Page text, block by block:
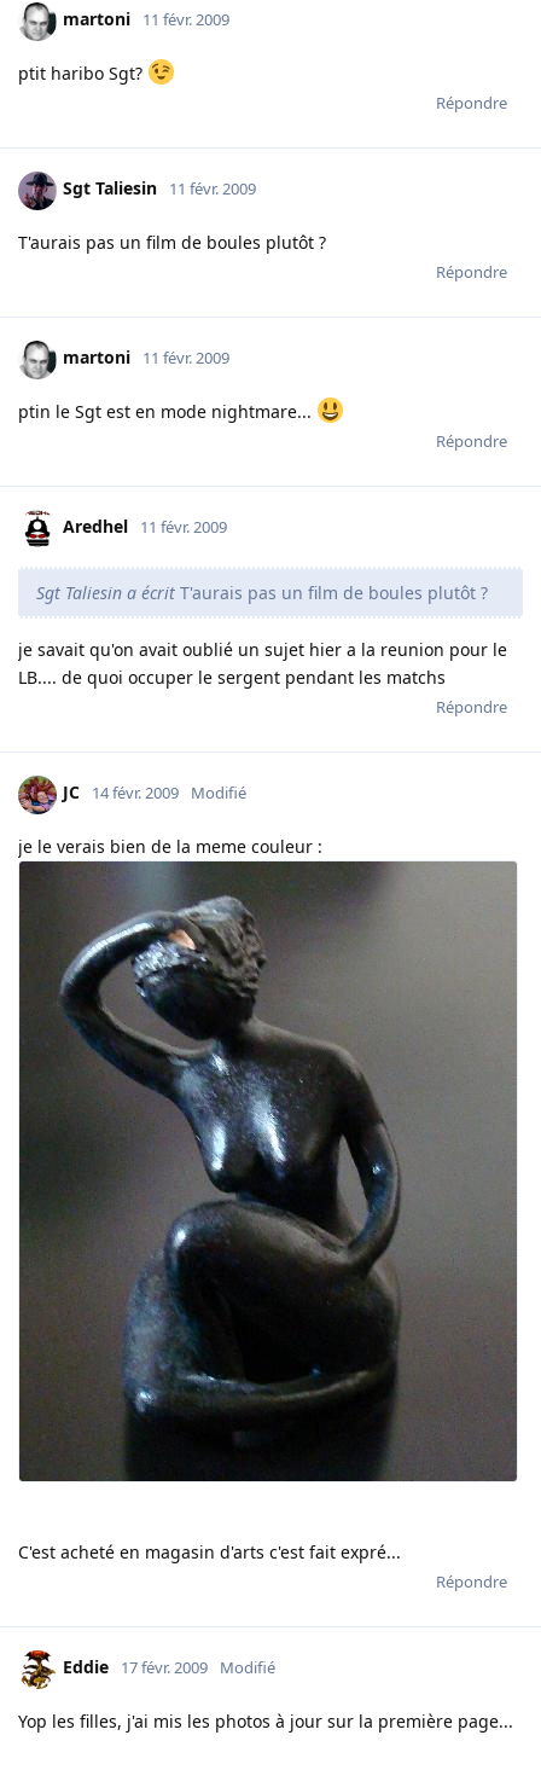
martoni 11 févr. 2009
ptit haribo Sgt?
Répondre
Sgt Taliesin 11 févr. 2009
T'aurais pas un film de boules plutôt ?
Répondre
martoni 11 févr. 2009
ptin le Sgt est en mode nightmare...
Répondre
Aredhel 11 févr. 2009
Sgt Taliesin a écrit T'aurais pas un film de boules plutôt ?
je savait qu'on avait oublié un sujet hier a la reunion pour le
LB.... de quoi occuper le sergent pendant les matchs
Répondre
JC 14 févr. 2009 Modifié
je le verais bien de la meme couleur :
C'est acheté en magasin d'arts c'est fait expré...
Répondre
Eddie 17 févr. 2009 Modifié
Yop les filles, j'ai mis les photos à jour sur la première page...